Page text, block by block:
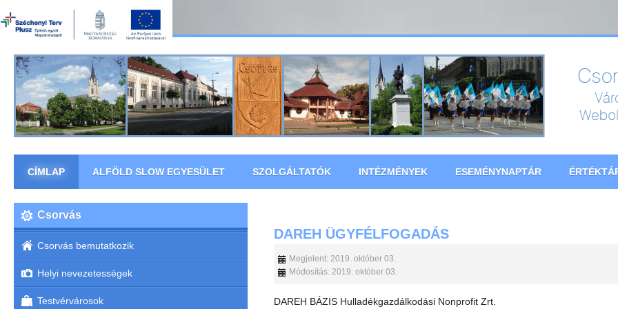
CÍMLAP ALFÖLD SLOW EGYESÜLET SZOLGÁLTATÓK INTÉZMÉNYEK ESEMÉNYNAPTÁR
DAREH ÜGYFÉLFOGADÁS
Megjelent: 2019. október 03.
Módosítás: 2019. október 03.
DAREH BÁZIS Hulladékgazdálkodási Nonprofit Zrt.
Csorvás
Csorvás bemutatkozik
Helyi nevezetességek
Testvérvárosok